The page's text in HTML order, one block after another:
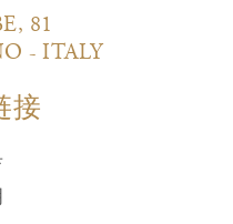
81
- ITALY
接